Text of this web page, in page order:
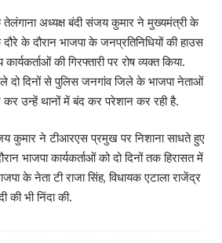
तेलंगाना अध्यक्ष बंदी संजय कुमार ने मुख्यमंत्री के
के दौरान भाजपा के जनप्रतिनिधियों की हाउस
की गिरफ्तारी पर रोष व्यक्त किया.
दो दिनों से पुलिस जनगांव जिले के भाजपा नेताओं
कर उन्हें थानों में बंद कर परेशान कर रही है.
कुमार ने टीआरएस प्रमुख पर निशाना साधते हुए
भाजपा कार्यकर्ताओं को दो दिनों तक हिरासत में
के नेता टी राजा सिंह, विधायक एटाला राजेंद्र
भी निंदा की.